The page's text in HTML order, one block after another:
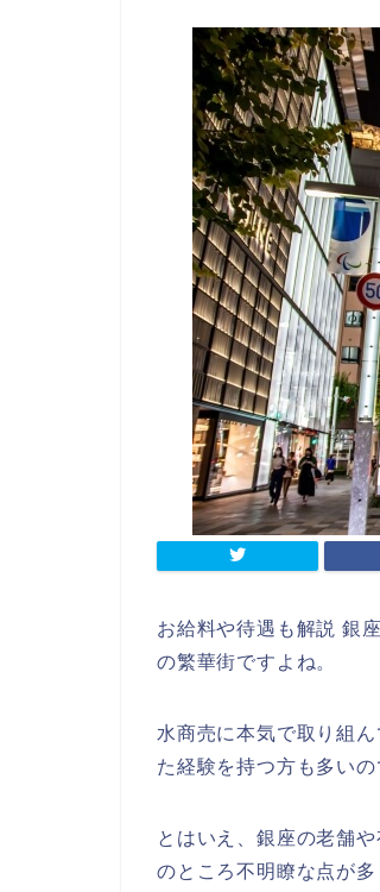
お給料や待遇も解説 銀
の繁華街ですよね。
水商売に本気で取り組
た経験を持つ方も多いの
とはいえ、銀座の老舗
のところ不明瞭な点が